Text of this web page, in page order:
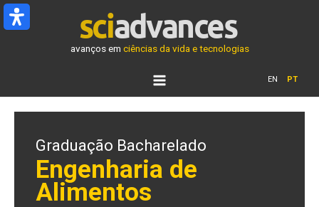
Ir
para
avanços em ciências da vida e tecnologias
EN PT
Graduação Bacharelado
Engenharia de
Alimentos